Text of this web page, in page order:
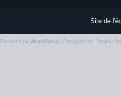
Site de
Powered by WordPress| Designed by: Project